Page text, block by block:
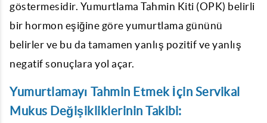
göstermesidir. Yumurtlama Tahmin Kiti (OPK) belirli
bir hormon eşiğine göre yumurtlama gününü
belirler ve bu da tamamen yanlış pozitif ve yanlış
negatif sonuçlara yol açar.
Yumurtlamayı Tahmin Etmek İçin Servikal
Mukus Değişikliklerinin Takibi: